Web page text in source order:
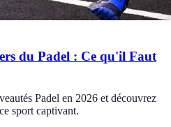
du Padel : Ce qu'il Faut
Padel en 2026 et découvrez
sport captivant.